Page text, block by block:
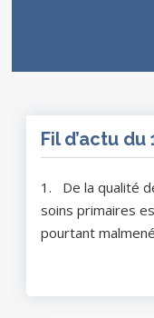
Fil d’actu
1. De la qualité
soins primaires
pourtant